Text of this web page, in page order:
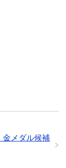
金メダル候補